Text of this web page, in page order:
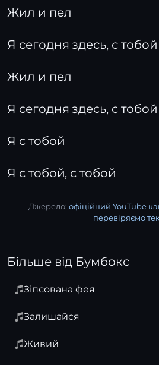
Жил и пел
Я сегодня здесь, с тобой
Жил и пел
Я сегодня здесь, с тобой
Я с тобой
Я с тобой, с тобой
Джерело: офіційний YouTube
перевіряємо
Більше від Бумбокс
Зіпсована фея
Залишайся
Живий